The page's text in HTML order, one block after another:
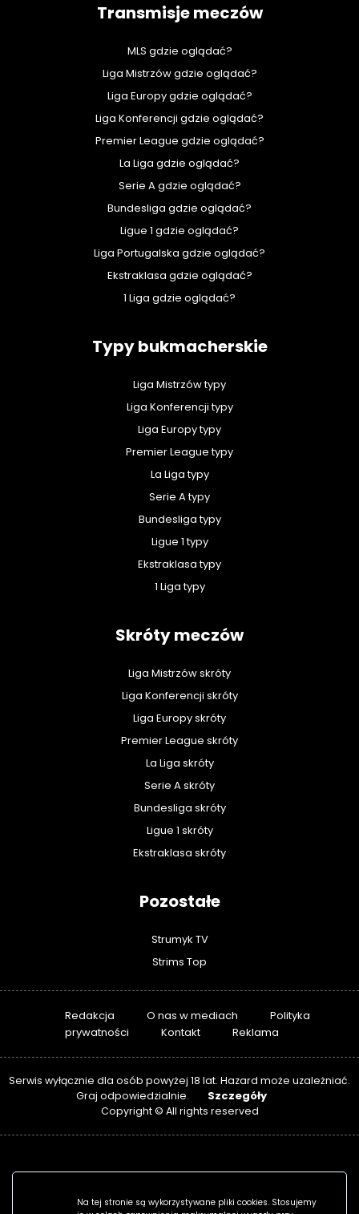
Transmisje meczów
MLS gdzie oglądać?
Liga Mistrzów gdzie oglądać?
Liga Europy gdzie oglądać?
Liga Konferencji gdzie oglądać?
Premier League gdzie oglądać?
La Liga gdzie oglądać?
Serie A gdzie oglądać?
Bundesliga gdzie oglądać?
Ligue 1 gdzie oglądać?
Liga Portugalska gdzie oglądać?
Ekstraklasa gdzie oglądać?
1 Liga gdzie oglądać?
Typy bukmacherskie
Liga Mistrzów typy
Liga Konferencji typy
Liga Europy typy
Premier League typy
La Liga typy
Serie A typy
Bundesliga typy
Ligue 1 typy
Ekstraklasa typy
1 Liga typy
Skróty meczów
Liga Mistrzów skróty
Liga Konferencji skróty
Liga Europy skróty
Premier League skróty
La Liga skróty
Serie A skróty
Bundesliga skróty
Ligue 1 skróty
Ekstraklasa skróty
Pozostałe
Strumyk TV
Strims Top
Redakcja O nas w mediach
Polityka
prywatności
Kontakt Reklama
Serwis wyłącznie dla osób powyżej 18 lat. Hazard może uzależniać.
Graj odpowiedzialnie.
Szczegóły
Copyright © All rights reserved
Na tej stronie są wykorzystywane pliki cookies. Stosujemy